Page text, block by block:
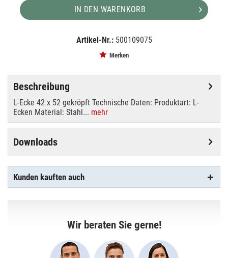
IN DEN WARENKORB
Artikel-Nr.: 500109075
Merken
Beschreibung
L-Ecke 42 x 52 gekröpft Technische Daten: Produktart: L-
Ecken Material: Stahl... mehr
Downloads
Kunden kauften auch
Wir beraten Sie gerne!